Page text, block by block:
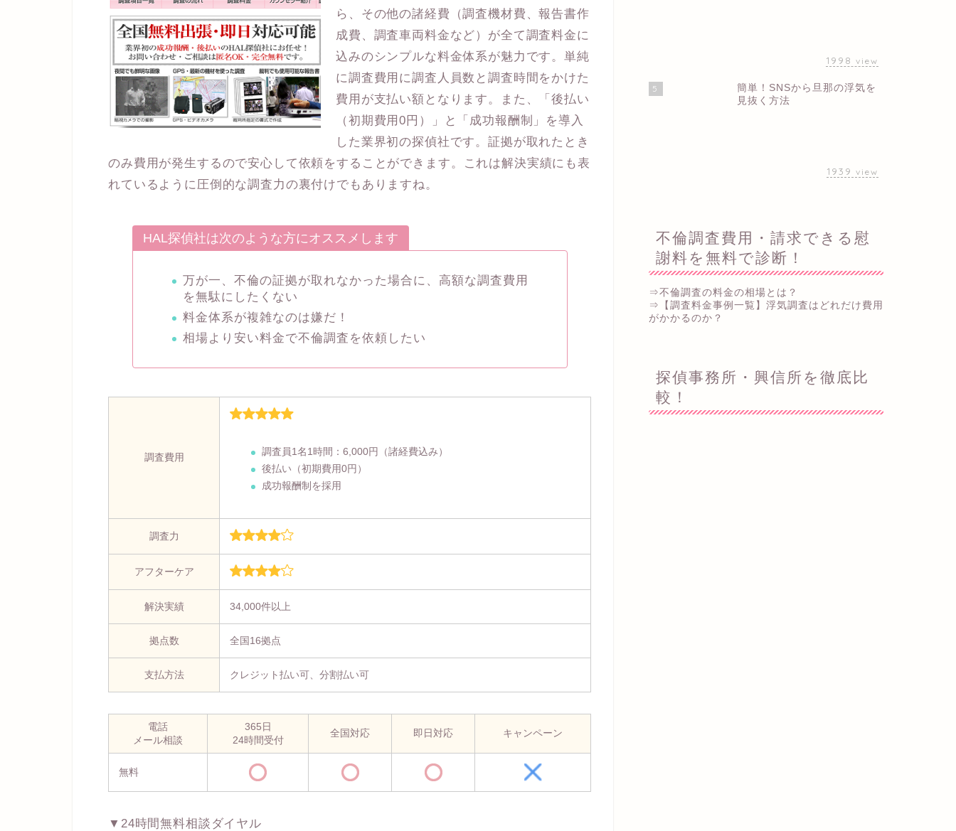
ら、その他の諸経費（調査機材費、報告書作
成費、調査車両料金など）が全て調査料金に
込みのシンプルな料金体系が魅力です。単純
に調査費用に調査人員数と調査時間をかけた
費用が支払い額となります。また、「後払い
（初期費用0円）」と「成功報酬制」を導入
した業界初の探偵社です。証拠が取れたとき
のみ費用が発生するので安心して依頼をすることができます。これは解決実績にも表
れているように圧倒的な調査力の裏付けでもありますね。
HAL探偵社は次のような方にオススメします
万が一、不倫の証拠が取れなかった場合に、高額な調査費用
を無駄にしたくない
料金体系が複雑なのは嫌だ！
相場より安い料金で不倫調査を依頼したい
調査費用 調査員1名1時間： 6,000円 （諸経費込み）
後払い（初期費用0円）
成功報酬制を採用
調査力
アフターケア
解決実績 34,000件以上
拠点数 全国16拠点
支払方法 クレジット払い可、分割払い可
電話
メール相談
365日
24時間受付
全国対応 即日対応 キャンペーン
無料
▼24時間無料相談ダイヤル
簡単！SNSから旦那の浮気を
見抜く方法
⇒不倫調査の料金の相場とは？
⇒【調査料金事例一覧】浮気調査はどれだけ費用